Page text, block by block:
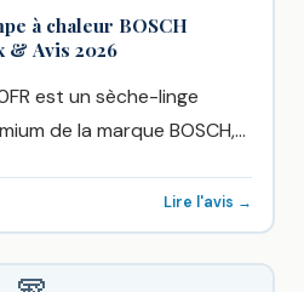
à chaleur BOSCH
& Avis 2026
est un sèche-linge
de la marque BOSCH,
Lire l'avis →